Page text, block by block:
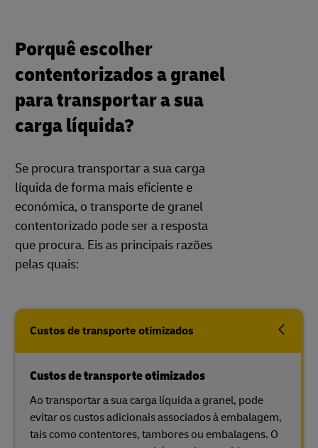
Porquê escolher
contentorizados a granel
para transportar a sua
carga líquida?
Se procura transportar a sua carga
líquida de forma mais eficiente e
económica, o transporte de granel
contentorizado pode ser a resposta
que procura. Eis as principais razões
pelas quais:
Custos de transporte otimizados
Custos de transporte otimizados
Ao transportar a sua carga líquida a granel, pode
evitar os custos adicionais associados à embalagem,
tais como contentores, tambores ou embalagens. O